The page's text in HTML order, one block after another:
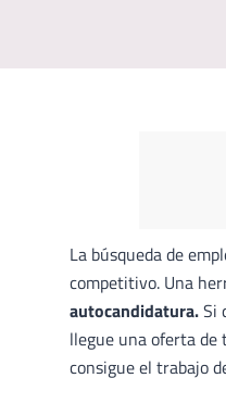
La búsqueda de
competitivo. Una
autocandidatura.Si
llegue una oferta de
consigue el trabajo